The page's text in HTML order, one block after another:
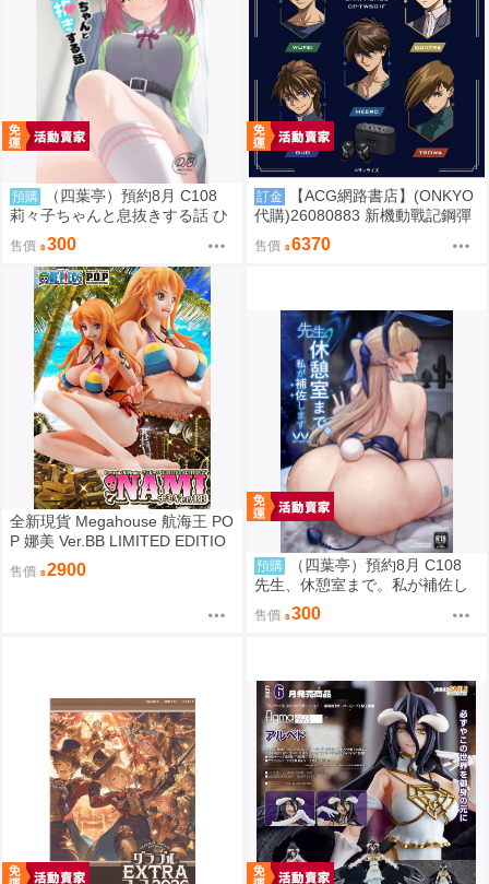
預購
（四葉亭）預約8月 C108
莉々子ちゃんと息抜きする話 ひ
ろっち
售價 300
訂金
【ACG網路書店】(ONKYO
代購)26080883 新機動戰記鋼彈
W 聯名耳機 CP-TWS01F
售價 6370
全新現貨 Megahouse 航海王 PO
P 娜美 Ver.BB LIMITED EDITIO
N PVC
售價 2900 預購
（四葉亭）預約8月 C108
先生、休憩室まで。私が補佐し
ますVV かのぱん
售價 300